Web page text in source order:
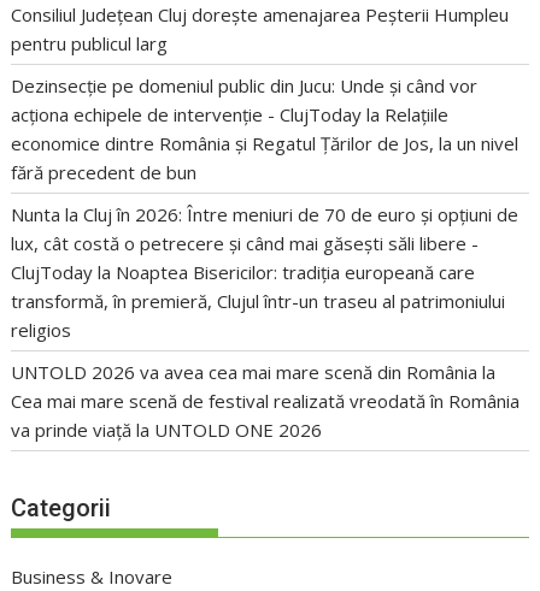
Consiliul Județean Cluj dorește amenajarea Peșterii Humpleu
pentru publicul larg
Dezinsecție pe domeniul public din Jucu: Unde și când vor
acționa echipele de intervenție - ClujToday la Relațiile
economice dintre România și Regatul Țărilor de Jos, la un nivel
fără precedent de bun
Nunta la Cluj în 2026: Între meniuri de 70 de euro și opțiuni de
lux, cât costă o petrecere și când mai găsești săli libere -
ClujToday la Noaptea Bisericilor: tradiția europeană care
transformă, în premieră, Clujul într-un traseu al patrimoniului
religios
UNTOLD 2026 va avea cea mai mare scenă din România la
Cea mai mare scenă de festival realizată vreodată în România
va prinde viață la UNTOLD ONE 2026
Categorii
Business & Inovare